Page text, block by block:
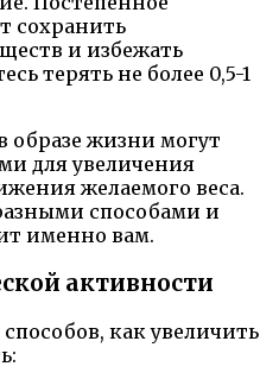
сохранить
и избежать
терять не более 0,5-1
образе жизни могут
для увеличения
желаемого веса.
способами и
именно вам.
активности
как увеличить